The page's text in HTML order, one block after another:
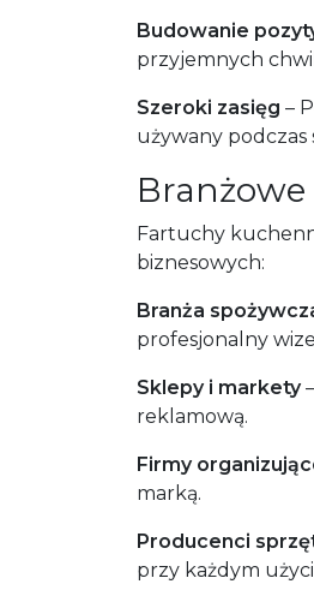
Budowanie
przyjemnych
Szeroki zasięg –
używany podczas
Fartuchy
biznesowych:
Branża
profesjonalny
Sklepy i markety
reklamową.
Firmy
marką.
Producenci
przy każdym